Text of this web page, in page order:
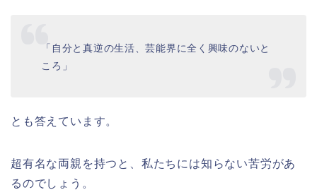
「自分と真逆の生活、芸能界に全く興味のないと
ころ」
とも答えています。
超有名な両親を持つと、私たちには知らない苦労があ
るのでしょう。